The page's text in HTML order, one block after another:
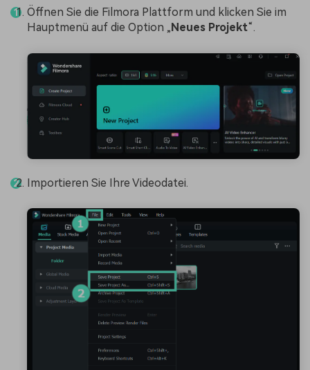
Öffnen Sie die Filmora Plattform und klicken Sie im
Hauptmenü auf die Option „ Neues Projekt“.
Importieren Sie Ihre Videodatei.